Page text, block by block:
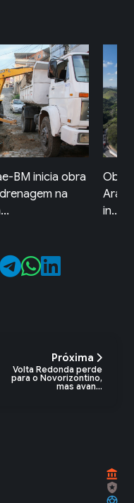
na Serra das
terão novas
Próxima
Volta Redonda perde
para o Novorizontino,
mas avan...
account_balance
local_police